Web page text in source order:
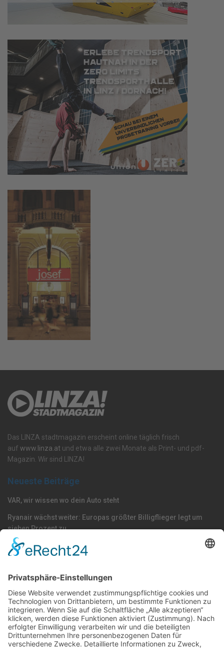
Das LINZA stadtmagazin erscheint online täglich frisch
auf www.linza.at und etwa alle zwei Monate als Print- und pdf-
Magazin. Wir sind LINZA!
Neueste Beiträge
VAR, wir wissen wo dein Auto steht
Ryanair wächst weiter: Europas größter Billigflieger legt um
sieben Prozent zu
Die Blau-Weißen kochen wieder mit Stahl
Allgemein
Events
Freizeit
Galerie
Klima
Linz
LINZAgschichten
Meinung
Politik
Unterwegs
VerQUERt I Satire
Wels